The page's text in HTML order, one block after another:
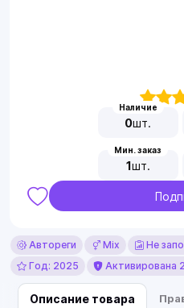
Наличие
0шт.
Мин. заказ
1шт.
Автореги Mix Не
Год: 2025
Активирована
Описание товара